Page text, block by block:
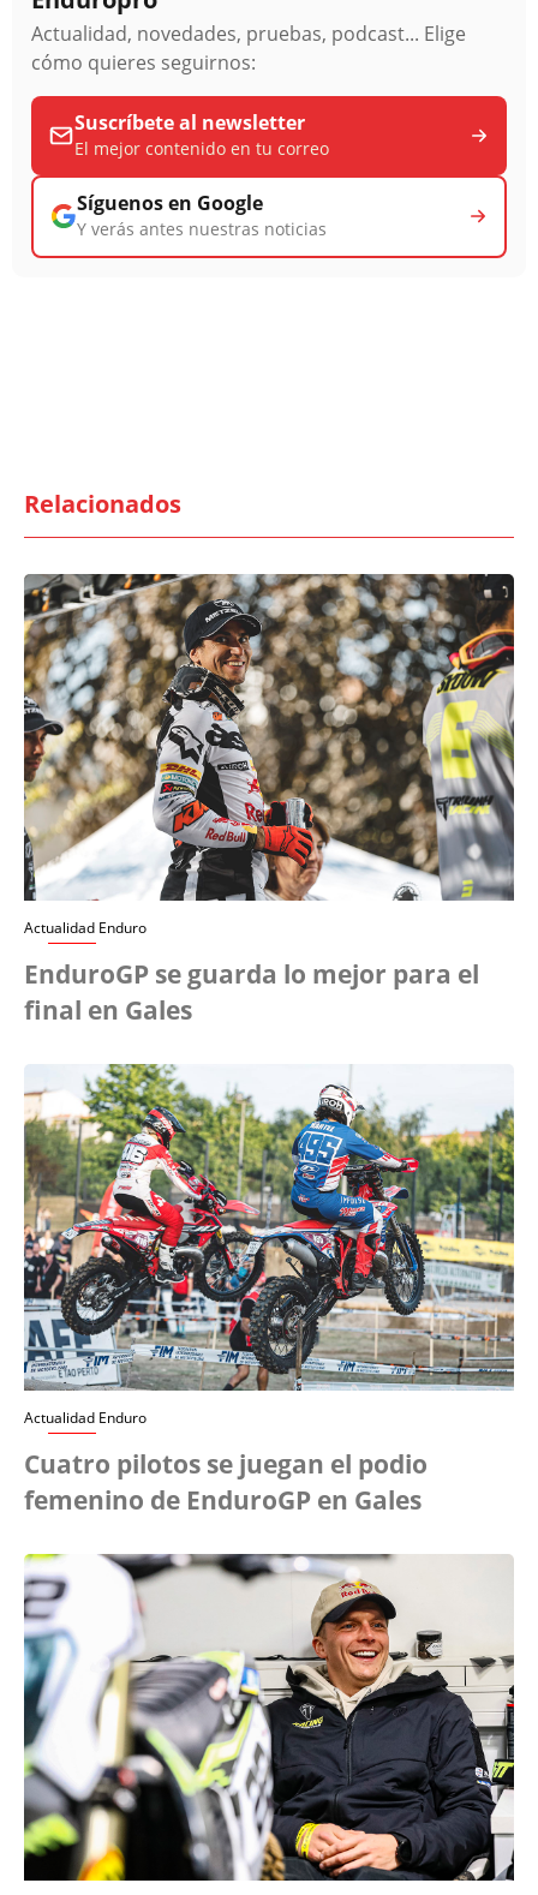
Actualidad, novedades, pruebas, podcast... Elige
cómo quieres seguirnos:
Suscríbete al newsletter
El mejor contenido en tu correo
Síguenos en Google
Y verás antes nuestras noticias
Relacionados
Actualidad Enduro
EnduroGP se guarda lo mejor para el
final en Gales
Actualidad Enduro
Cuatro pilotos se juegan el podio
femenino de EnduroGP en Gales